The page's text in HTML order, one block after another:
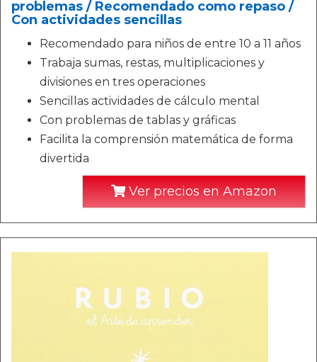
problemas / Recomendado como repaso /
Con actividades sencillas
Recomendado para niños de entre 10 a 11 años
Trabaja sumas, restas, multiplicaciones y
divisiones en tres operaciones
Sencillas actividades de cálculo mental
Con problemas de tablas y gráficas
Facilita la comprensión matemática de forma
divertida
Ver precios en Amazon